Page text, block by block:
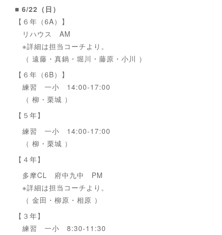
■ 6/22（日）
【６年（6A）】
リハウス AM
※詳細は担当コーチより。
（ 遠藤・真鍋・堀川・藤原・小川 ）
【６年（6B）】
練習 一小 14:00-17:00
（ 柳・栗城 ）
【５年】
練習 一小 14:00-17:00
（ 柳・栗城 ）
【４年】
多摩CL 府中九中 PM
※詳細は担当コーチより。
（ 金田・柳原・相原 ）
【３年】
練習 一小 8:30-11:30